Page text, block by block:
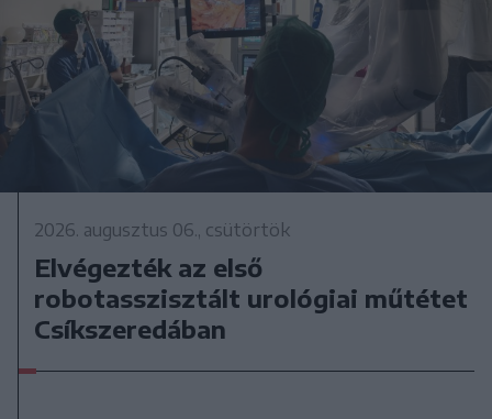
2026. augusztus 06., csütörtök
Elvégezték az első
robotasszisztált urológiai műtétet
Csíkszeredában